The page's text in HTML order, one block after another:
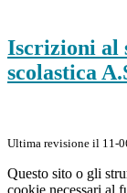
Iscrizioni al
scolastica
Ultima revisione il 11-
Questo sito o gli
cookie necessari al